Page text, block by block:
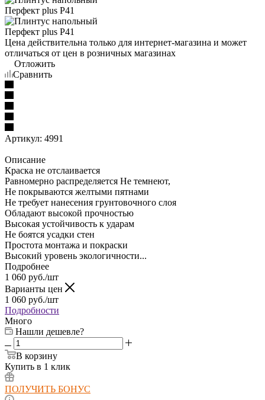
Цена действительна только для интернет-магазина и может
отличаться от цен в розничных магазинах
Отложить
Сравнить
Артикул: 4991
Описание
Краска не отслаивается
Равномерно распределяется Не темнеют,
Не покрываются желтыми пятнами
Не требует нанесения грунтовочного слоя
Обладают высокой прочностью
Высокая устойчивость к ударам
Не боятся усадки стен
Простота монтажа и покраски
Высокий уровень экологичности...
Подробнее
1 060 руб./шт
Варианты цен
1 060 руб./шт
Подробности
Много
Нашли дешевле?
В корзину
Купить в 1 клик
ПОЛУЧИТЬ БОНУС